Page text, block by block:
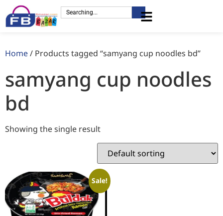
Home/ Products tagged “samyang cup noodles bd”
samyang cup noodles
bd
Showing the single result
Sale!